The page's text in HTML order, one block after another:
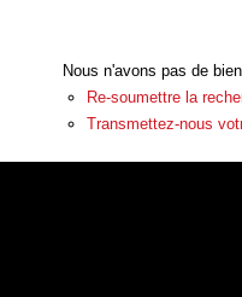
Nous n'avons pas de
Re-soumettre la
Transmettez-nous